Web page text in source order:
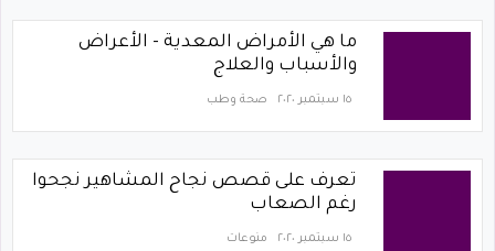
ما هي الأمراض المعدية - الأعراض
والأسباب والعلاج
١٥ سبتمبر ٢٠٢٠ صحة وطب
تعرف على قصص نجاح المشاهير نجحوا
رغم الصعاب
١٥ سبتمبر ٢٠٢٠ منوعات